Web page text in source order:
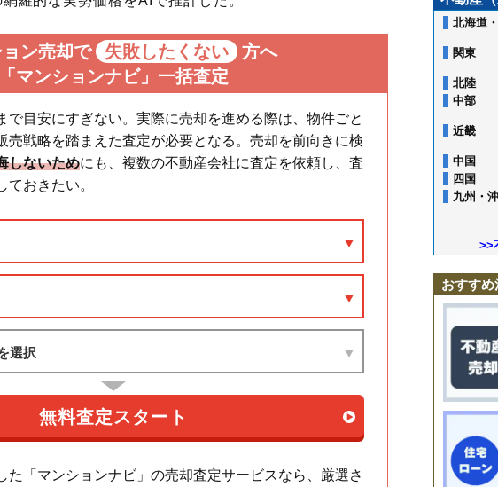
ン売却で 失敗したくない
方へ
「マンションナビ」一括査定
で目安にすぎない。実際に売却を進める際は、物件ごと
売戦略を踏まえた査定が必要となる。売却を前向きに検
しないためにも、複数の不動産会社に査定を依頼し、査
ておきたい。
た「マンションナビ」の売却査定サービスなら、厳選さ
熊野町
小堤三光町志多町新富町神明町砂新田仙波町寺尾
古谷上
連雀町脇田新町
脇田本町
脇田町大塚中台菅原町中原町
川越駅西川越駅的場駅笠幡駅新河岸駅川越市駅霞ケ関駅
北海道
関東
北陸
中部
近畿
中国
四国
九州・
>>
おすす